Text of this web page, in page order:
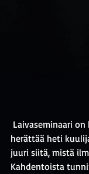
herättää heti
juuri siitä, mistä
Kahdentoista